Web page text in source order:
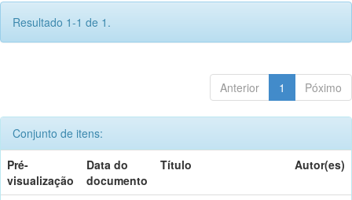
Resultado 1-1 de 1.
Anterior 1 Póximo
Conjunto de itens:
Pré-
visualização
Data do
documento
Título Autor(es)